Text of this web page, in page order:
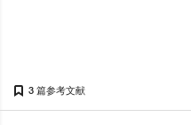
3 篇参考文献